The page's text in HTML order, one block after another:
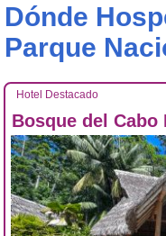
Dónde
Parque
Hotel Destacado
Bosque del